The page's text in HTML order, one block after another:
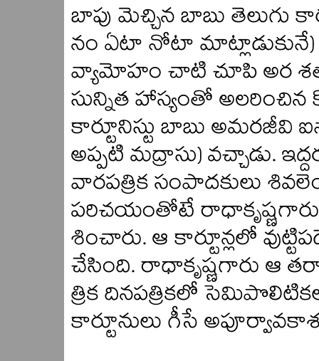
బాపు మెచ్చిన బాబు తెలుగు
నం ఏటా నోటా
వ్యామోహం చాటి చూపి అర
సున్నిత హాస్యంతో అలరించిన
కార్టూనిస్టు బాబు అమరజీవి
అప్పటి మద్రాసు) వచ్చాడు.
వారపత్రిక సంపాదకులు
పరిచయంతోటే
శించారు. ఆ కార్టూన్లలో
చేసింది. రాధాకృష్ణగారు ఆ
త్రిక దినపత్రికలో
కార్టూనులు గీసే